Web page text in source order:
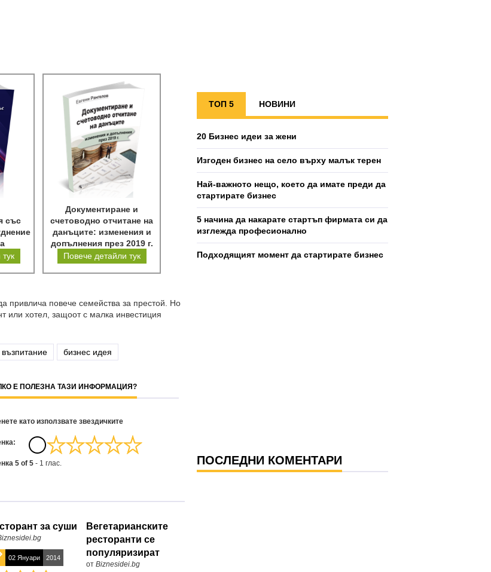
със
Документиране и
счетоводно отчитане на
данъците: изменения и
допълнения през 2019 г.
Повече детайли тук
привлича повече семейства за престой. Но
или хотел, защоот с малка инвестиция
бизнес идея
Е ПОЛЕЗНА ТАЗИ ИНФОРМАЦИЯ?
като използвате звездичките
5 of 5 - 1 глас.
за суши
02 Януари 2014
Вегетарианските
ресторанти се
популяризират
от Biznesidei.bg
ТОП 5 НОВИНИ
20 Бизнес идеи за жени
Изгоден бизнес на село върху малък терен
Най-важното нещо, което да имате преди да
стартирате бизнес
5 начина да накарате стартъп фирмата си да
изглежда професионално
Подходящият момент да стартирате бизнес
ПОСЛЕДНИ КОМЕНТАРИ